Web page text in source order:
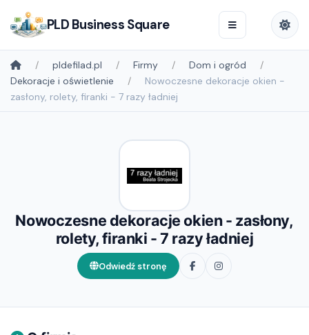
PLD Business Square
pldefilad.pl Firmy
Dom i ogród
Dekoracje i oświetlenie
Nowoczesne dekoracje okien -
zasłony, rolety, firanki - 7 razy ładniej
Nowoczesne dekoracje okien - zasłony,
rolety, firanki - 7 razy ładniej
Odwiedź stronę